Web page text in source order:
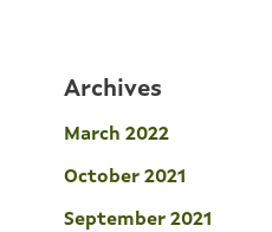
Archives
March 2022
October 2021
September 2021